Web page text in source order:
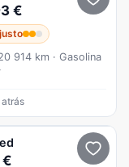
€
914 km · Gasolina